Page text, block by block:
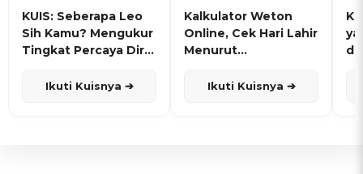
KUIS: Seberapa Leo
Sih Kamu? Mengukur
Tingkat Percaya Diri
Ikuti Kuisnya ➔
Kalkulator Weton
Online, Cek Hari Lahir
Menurut
Ikuti Kuisnya ➔